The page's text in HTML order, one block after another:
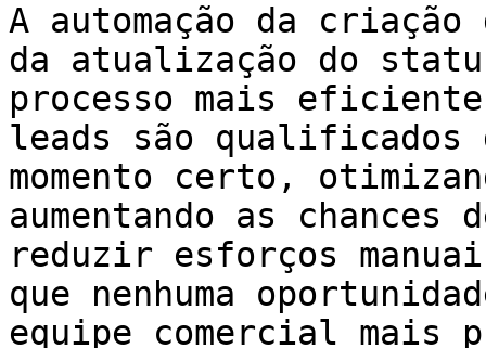
A automação da
da atualização do
processo mais
leads são qualificados
momento certo,
aumentando as chances
reduzir esforços
que nenhuma
equipe comercial mais